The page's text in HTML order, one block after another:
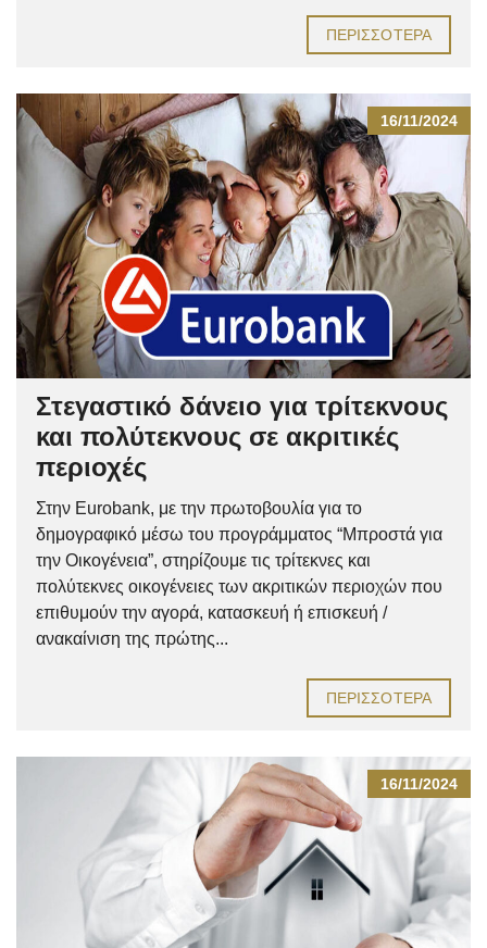
ΠΕΡΙΣΣΌΤΕΡΑ
16/11/2024
Στεγαστικό δάνειο για τρίτεκνους
και πολύτεκνους σε ακριτικές
περιοχές
Στην Eurobank, με την πρωτοβουλία για το
δημογραφικό μέσω του προγράμματος “Μπροστά για
την Οικογένεια”, στηρίζουμε τις τρίτεκνες και
πολύτεκνες οικογένειες των ακριτικών περιοχών που
επιθυμούν την αγορά, κατασκευή ή επισκευή /
ανακαίνιση της πρώτης...
ΠΕΡΙΣΣΌΤΕΡΑ
16/11/2024